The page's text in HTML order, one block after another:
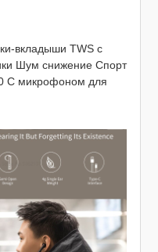
вкладыши TWS с
Шум снижение Спорт
С микрофоном для